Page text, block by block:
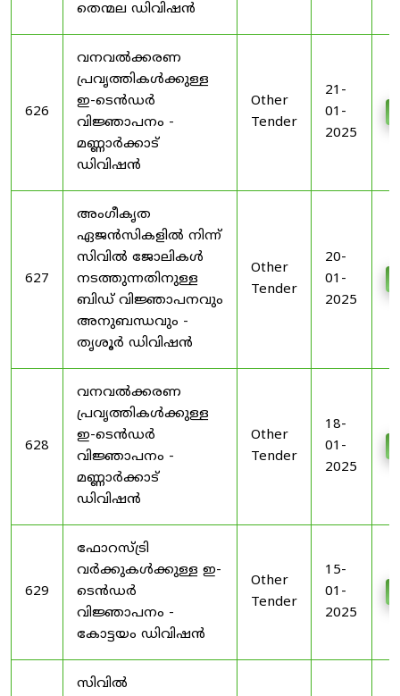
തെന്മല ഡിവിഷൻ
626
വനവൽക്കരണ
പ്രവൃത്തികൾക്കുള്ള
ഇ-ടെൻഡർ
വിജ്ഞാപനം -
മണ്ണാർക്കാട്
ഡിവിഷൻ
Other
Tender
21-
01-
2025
627
അംഗീകൃത
ഏജൻസികളിൽ നിന്ന്
സിവിൽ ജോലികൾ
നടത്തുന്നതിനുള്ള
ബിഡ് വിജ്ഞാപനവും
അനുബന്ധവും -
തൃശൂർ ഡിവിഷൻ
Other
Tender
20-
01-
2025
628
വനവൽക്കരണ
പ്രവൃത്തികൾക്കുള്ള
ഇ-ടെൻഡർ
വിജ്ഞാപനം -
മണ്ണാർക്കാട്
ഡിവിഷൻ
Other
Tender
18-
01-
2025
629
ഫോറസ്ട്രി
വർക്കുകൾക്കുള്ള ഇ-
ടെൻഡർ
വിജ്ഞാപനം -
കോട്ടയം ഡിവിഷൻ
Other
Tender
15-
01-
2025
സിവിൽ